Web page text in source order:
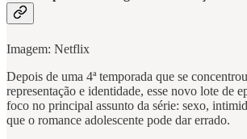
Imagem: Netflix
Depois de uma 4ª temporada que se
representação e identidade, esse novo lote de
foco no principal assunto da série: sexo,
que o romance adolescente pode dar errado.